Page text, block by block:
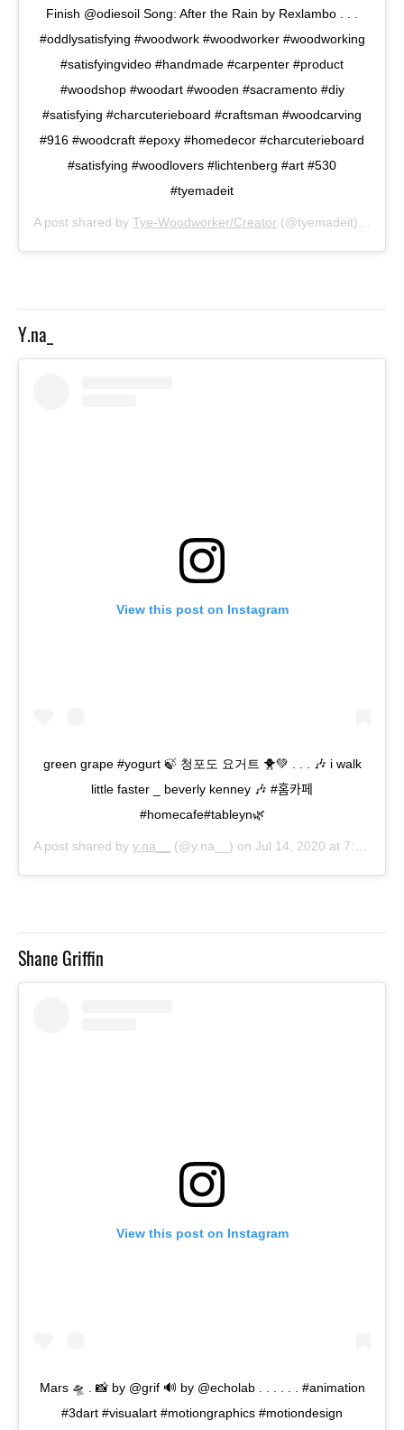
Finish @odiesoil Song: After the Rain by Rexlambo . . .
#oddlysatisfying #woodwork #woodworker #woodworking
#satisfyingvideo #handmade #carpenter #product
#woodshop #woodart #wooden #sacramento #diy
#satisfying #charcuterieboard #craftsman #woodcarving
#916 #woodcraft #epoxy #homedecor #charcuterieboard
#satisfying #woodlovers #lichtenberg #art #530
#tyemadeit
A post shared by Tye-Woodworker/Creator (@tyemadeit) on
Y.na_
View this post on Instagram
green grape #yogurt 🍃 청포도 요거트 🐥💚 . . . 🎶 i walk
little faster _ beverly kenney 🎶 #홈카페
#homecafe#tableyn🌿
A post shared by y.na__ (@y.na__) on Jul 14, 2020 at 7:01pm PDT
Shane Griffin
View this post on Instagram
Mars 🛸 . 📸 by @grif 🔊 by @echolab . . . . . . #animation
#3dart #visualart #motiongraphics #motiondesign